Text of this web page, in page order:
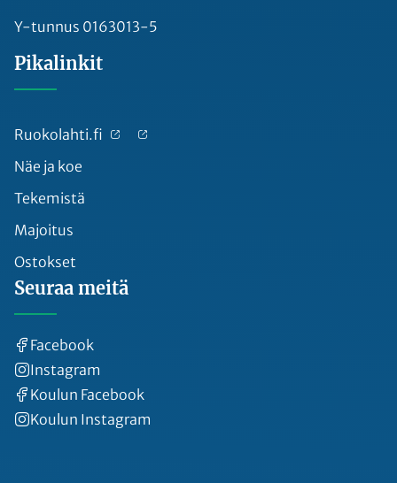
Y-tunnus 0163013-5
Pikalinkit
Ruokolahti.fi
Näe ja koe
Tekemistä
Majoitus
Ostokset
Seuraa meitä
Facebook
Instagram
Koulun Facebook
Koulun Instagram